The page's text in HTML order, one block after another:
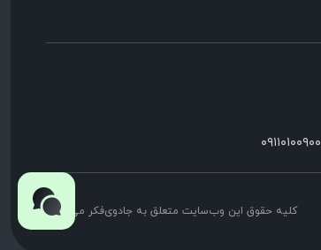
۰۹۱۱۰۱۰۰۹۰۰
کلیه حقوق این وب‌سایت متعلق به جادوی‌فکر می‌باشد.